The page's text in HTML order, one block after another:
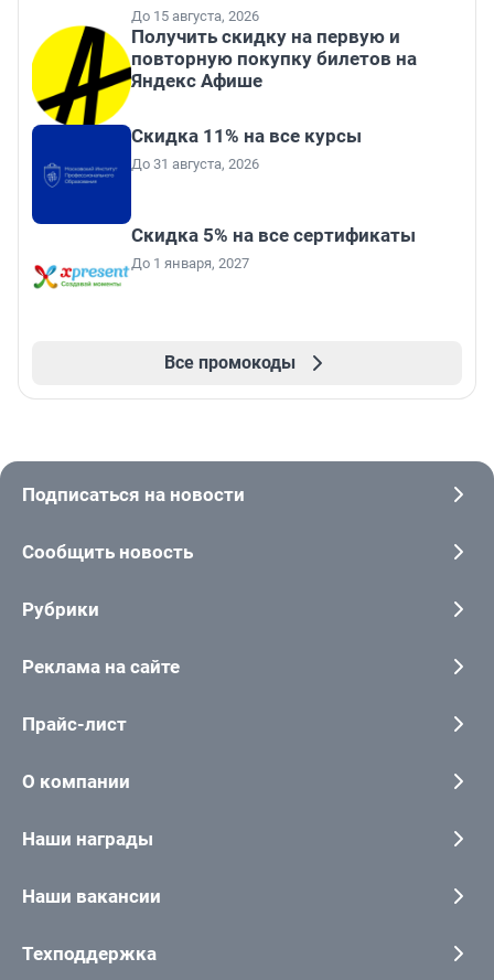
До 15 августа, 2026
Получить скидку на первую и
повторную покупку билетов на
Яндекс Афише
Скидка 11% на все курсы
До 31 августа, 2026
Скидка 5% на все сертификаты
До 1 января, 2027
Все промокоды
Подписаться на новости
Сообщить новость
Рубрики
Реклама на сайте
Прайс-лист
О компании
Наши награды
Наши вакансии
Техподдержка